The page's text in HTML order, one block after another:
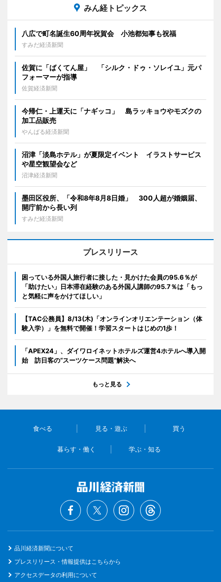
みん経トピックス
八広で町名誕生60周年祝賀会 小池都知事も祝福
すみだ経済新聞
佐賀に「ばくてん屋」 「シルク・ドゥ・ソレイユ」元パ
フォーマーが指導
佐賀経済新聞
今帰仁・上運天に「ナギッコ」 島ラッキョウやモズクの
加工品販売
やんばる経済新聞
沼津「淡島ホテル」が夏限定イベント イラストサービス
や星空観望会など
沼津経済新聞
墨田区役所、「令和8年8月8日婚」 300人超が婚姻届、
開庁前から長い列
すみだ経済新聞
プレスリリース
困っている外国人旅行者に接した・見かけた会員の95.6％が
「助けたい」日本滞在経験のある外国人講師の95.7％は「もっ
と気軽に声をかけてほしい」
【TAC公務員】8/13(木)「オンラインオリエンテーション（体
験入学）」を無料で開催！学習スタートはじめの1歩！
「APEX24」、ダイワロイネットホテルズ運営4ホテルへ導入開
始 訪日客の“スーツケース問題”解決へ
もっと見る
食べる 見る・遊ぶ 買う
暮らす・働く 学ぶ・知る
品川経済新聞について
プレスリリース・情報提供はこちらから
アクセスデータの利用について